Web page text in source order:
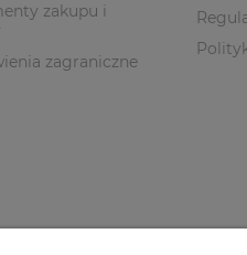
zakupu i
zagraniczne